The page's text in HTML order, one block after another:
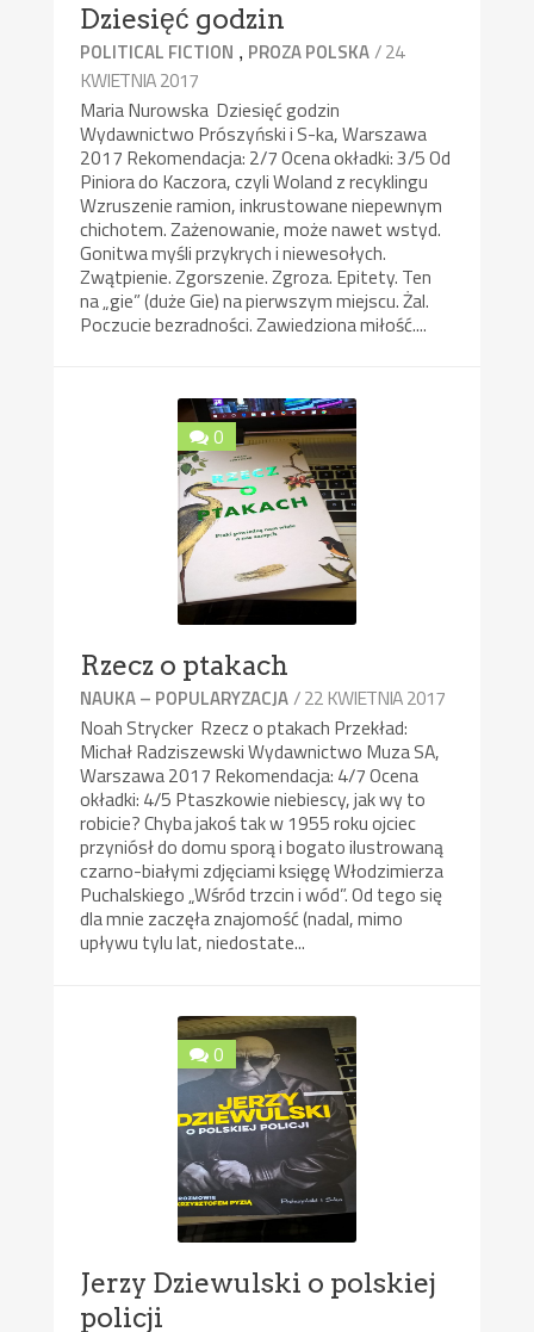
Dziesięć godzin
POLITICAL FICTION , PROZA POLSKA/ 24
KWIETNIA 2017
Maria Nurowska Dziesięć godzin
Wydawnictwo Prószyński i S-ka, Warszawa
2017 Rekomendacja: 2/7 Ocena okładki: 3/5 Od
Piniora do Kaczora, czyli Woland z recyklingu
Wzruszenie ramion, inkrustowane niepewnym
chichotem. Zażenowanie, może nawet wstyd.
Gonitwa myśli przykrych i niewesołych.
Zwątpienie. Zgorszenie. Zgroza. Epitety. Ten
na „gie” (duże Gie) na pierwszym miejscu. Żal.
Poczucie bezradności. Zawiedziona miłość....
0
Rzecz o ptakach
NAUKA – POPULARYZACJA/ 22 KWIETNIA 2017
Noah Strycker Rzecz o ptakach Przekład:
Michał Radziszewski Wydawnictwo Muza SA,
Warszawa 2017 Rekomendacja: 4/7 Ocena
okładki: 4/5 Ptaszkowie niebiescy, jak wy to
robicie? Chyba jakoś tak w 1955 roku ojciec
przyniósł do domu sporą i bogato ilustrowaną
czarno-białymi zdjęciami księgę Włodzimierza
Puchalskiego „Wśród trzcin i wód”. Od tego się
dla mnie zaczęła znajomość (nadal, mimo
upływu tylu lat, niedostate...
0
Jerzy Dziewulski o polskiej
policji